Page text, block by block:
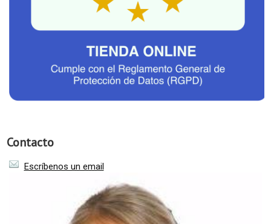
Contacto
Escríbenos un email